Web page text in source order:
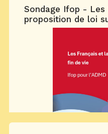
Sondage Ifop -
proposition de loi